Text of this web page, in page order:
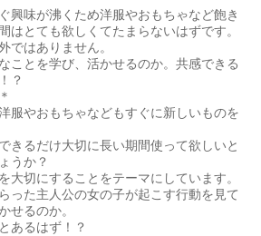
興味が沸くため洋服やおもちゃなど飽き
はとても欲しくてたまらないはずです。
ではありません。
ことを学び、活かせるのか。共感できる
？
服やおもちゃなどもすぐに新しいものを
きるだけ大切に長い期間使って欲しいと
うか？
大切にすることをテーマにしています。
った主人公の女の子が起こす行動を見て
せるのか。
あるはず！？